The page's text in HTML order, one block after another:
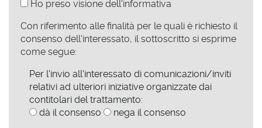
trattamento.
Finalità e basi giuridiche del trattamento
Il trattamento dei dati personali è finalizzato:
a consentire all’interessato di aderire ad
iniziative, partecipare ad incontri/convegni
e/o ricevere riscontro ad eventuali richieste
di informazioni inviate sia a mezzo posta
Ho preso visione dell'informativa
Con riferimento alle finalità per le quali è richiesto il
consenso dell'interessato, il sottoscritto si esprime
come segue:
Per l'invio all'interessato di comunicazioni/inviti
relativi ad ulteriori iniziative organizzate dai
contitolari del trattamento:
dà il consenso
nega il consenso